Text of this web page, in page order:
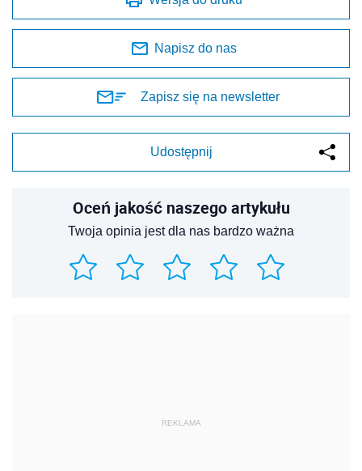
Napisz do nas
Zapisz się na newsletter
Udostępnij
Oceń jakość naszego artykułu
Twoja opinia jest dla nas bardzo ważna
REKLAMA